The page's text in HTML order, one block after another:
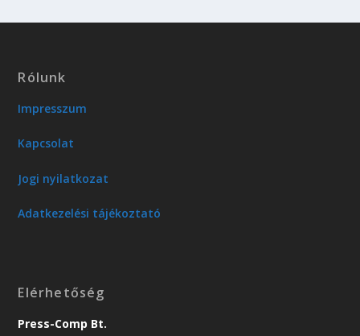
Rólunk
Impresszum
Kapcsolat
Jogi nyilatkozat
Adatkezelési tájékoztató
Elérhetőség
Press-Comp Bt.